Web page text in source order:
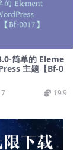
简单的 Eleme
主题【Bf-0
7 19.9